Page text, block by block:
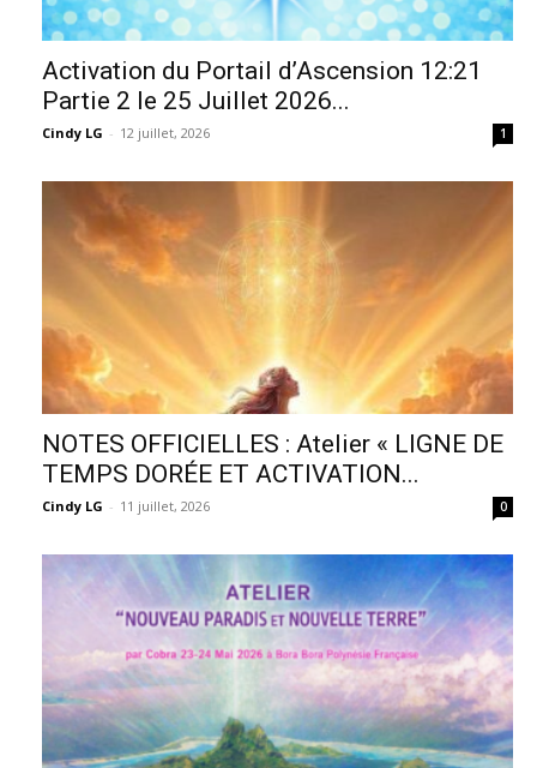
Activation du Portail d’Ascension 12:21
Partie 2 le 25 Juillet 2026...
Cindy LG - 12 juillet, 2026 1
NOTES OFFICIELLES : Atelier « LIGNE DE
TEMPS DORÉE ET ACTIVATION...
Cindy LG - 11 juillet, 2026 0